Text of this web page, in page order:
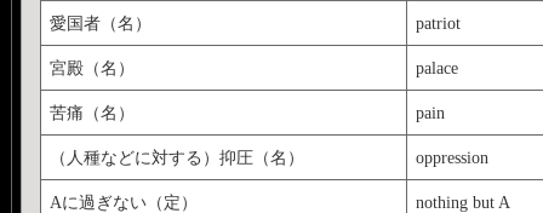
愛国者（名） patriot
宮殿（名） palace
苦痛（名） pain
（人種などに対する）抑圧（名） oppression
Aに過ぎない（定） nothing but A